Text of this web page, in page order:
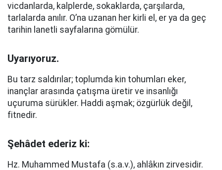
vicdanlarda, kalplerde, sokaklarda, çarşılarda,
tarlalarda anılır. O’na uzanan her kirli el, er ya da geç
tarihin lanetli sayfalarına gömülür.
Uyarıyoruz.
Bu tarz saldırılar; toplumda kin tohumları eker,
inançlar arasında çatışma üretir ve insanlığı
uçuruma sürükler. Haddi aşmak; özgürlük değil,
fitnedir.
Şehâdet ederiz ki:
Hz. Muhammed Mustafa (s.a.v.), ahlâkın zirvesidir.